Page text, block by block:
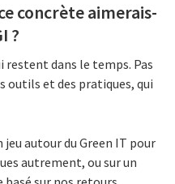
concrète aimerais-
?
restent dans le temps. Pas
outils et des pratiques, qui
jeu autour du Green IT pour
autrement, ou sur un